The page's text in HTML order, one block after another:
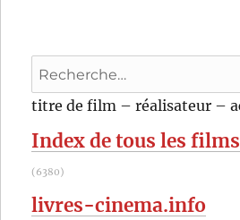
Maurice
Recherche
pour
titre de film – réalisateur –
Index de tous les
(6380)
livres-cinema.info